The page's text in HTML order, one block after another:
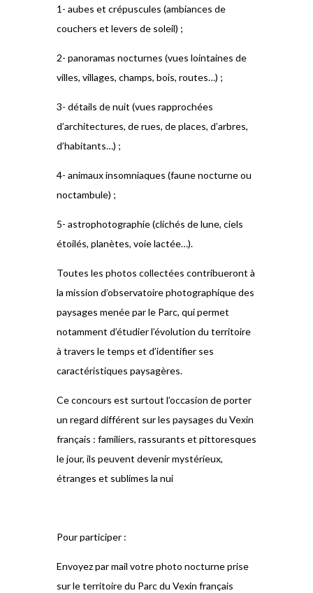
1- aubes et crépuscules (ambiances de
couchers et levers de soleil) ;
2- panoramas nocturnes (vues lointaines de
villes, villages, champs, bois, routes…) ;
3- détails de nuit (vues rapprochées
d’architectures, de rues, de places, d’arbres,
d’habitants…) ;
4- animaux insomniaques (faune nocturne ou
noctambule) ;
5- astrophotographie (clichés de lune, ciels
étoilés, planètes, voie lactée…).
Toutes les photos collectées contribueront à
la mission d’observatoire photographique des
paysages menée par le Parc, qui permet
notamment d’étudier l’évolution du territoire
à travers le temps et d’identifier ses
caractéristiques paysagères.
Ce concours est surtout l’occasion de porter
un regard différent sur les paysages du Vexin
français : familiers, rassurants et pittoresques
le jour, ils peuvent devenir mystérieux,
étranges et sublimes la nui
Pour participer :
Envoyez par mail votre photo nocturne prise
sur le territoire du Parc du Vexin français